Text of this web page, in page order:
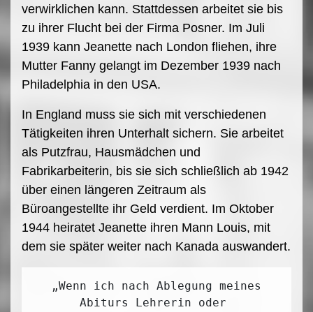
verwirklichen kann. Stattdessen arbeitet sie bis
zu ihrer Flucht bei der Firma Posner. Im Juli
1939 kann Jeanette nach London fliehen, ihre
Mutter Fanny gelangt im Dezember 1939 nach
Philadelphia in den USA.
In England muss sie sich mit verschiedenen
Tätigkeiten ihren Unterhalt sichern. Sie arbeitet
als Putzfrau, Hausmädchen und
Fabrikarbeiterin, bis sie sich schließlich ab 1942
über einen längeren Zeitraum als
Büroangestellte ihr Geld verdient. Im Oktober
1944 heiratet Jeanette ihren Mann Louis, mit
dem sie später weiter nach Kanada auswandert.
Abiturs Lehrerin oder